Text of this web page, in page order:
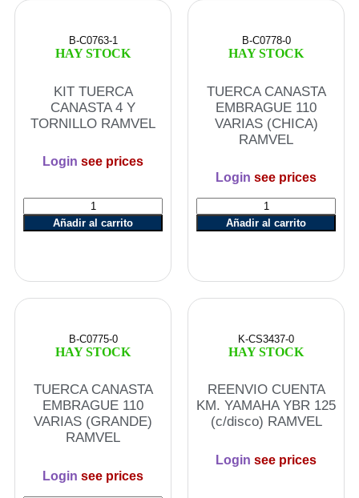
B-C0763-1
HAY STOCK
KIT TUERCA
CANASTA 4 Y
TORNILLO RAMVEL
Login see prices
Añadir al carrito
B-C0778-0
HAY STOCK
TUERCA CANASTA
EMBRAGUE 110
VARIAS (CHICA)
RAMVEL
Login see prices
Añadir al carrito
B-C0775-0
HAY STOCK
TUERCA CANASTA
EMBRAGUE 110
VARIAS (GRANDE)
RAMVEL
Login see prices
K-CS3437-0
HAY STOCK
REENVIO CUENTA
KM. YAMAHA YBR 125
(c/disco) RAMVEL
Login see prices